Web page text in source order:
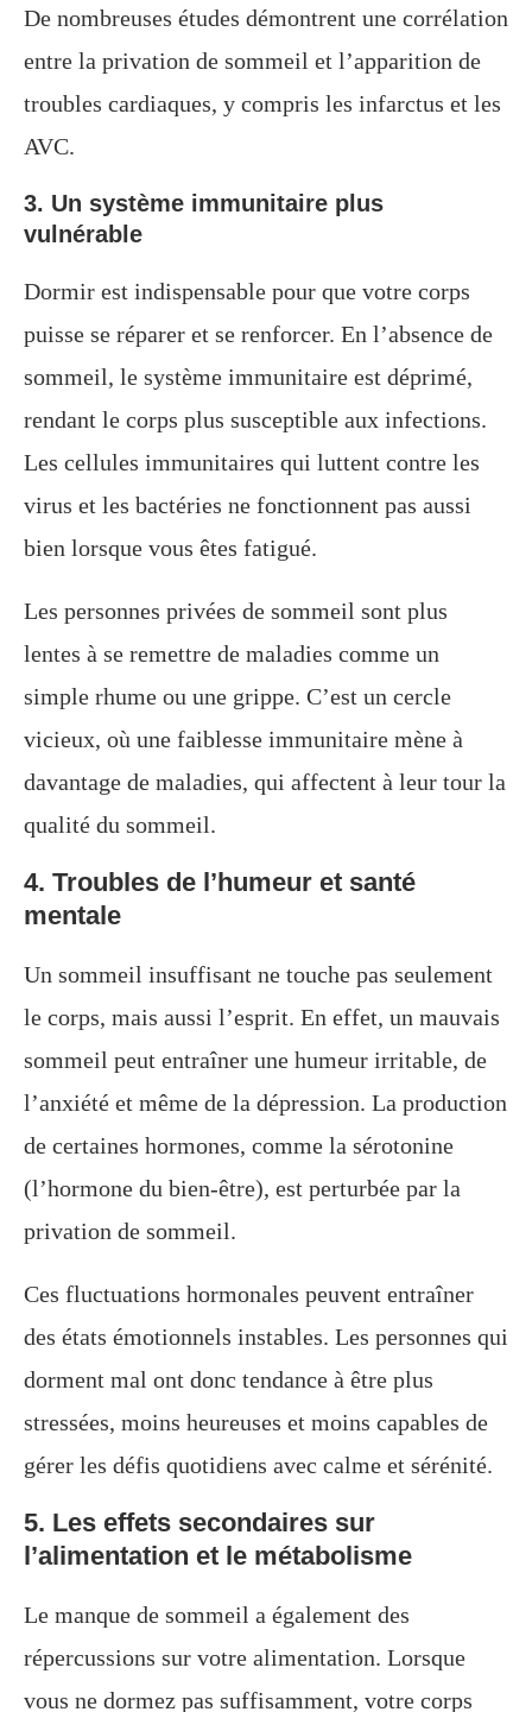
De nombreuses études démontrent une corrélation
entre la privation de sommeil et l’apparition de
troubles cardiaques, y compris les infarctus et les
AVC.
3. Un système immunitaire plus
vulnérable
Dormir est indispensable pour que votre corps
puisse se réparer et se renforcer. En l’absence de
sommeil, le système immunitaire est déprimé,
rendant le corps plus susceptible aux infections.
Les cellules immunitaires qui luttent contre les
virus et les bactéries ne fonctionnent pas aussi
bien lorsque vous êtes fatigué.
Les personnes privées de sommeil sont plus
lentes à se remettre de maladies comme un
simple rhume ou une grippe. C’est un cercle
vicieux, où une faiblesse immunitaire mène à
davantage de maladies, qui affectent à leur tour la
qualité du sommeil.
4. Troubles de l’humeur et santé
mentale
Un sommeil insuffisant ne touche pas seulement
le corps, mais aussi l’esprit. En effet, un mauvais
sommeil peut entraîner une humeur irritable, de
l’anxiété et même de la dépression. La production
de certaines hormones, comme la sérotonine
(l’hormone du bien-être), est perturbée par la
privation de sommeil.
Ces fluctuations hormonales peuvent entraîner
des états émotionnels instables. Les personnes qui
dorment mal ont donc tendance à être plus
stressées, moins heureuses et moins capables de
gérer les défis quotidiens avec calme et sérénité.
5. Les effets secondaires sur
l’alimentation et le métabolisme
Le manque de sommeil a également des
répercussions sur votre alimentation. Lorsque
vous ne dormez pas suffisamment, votre corps